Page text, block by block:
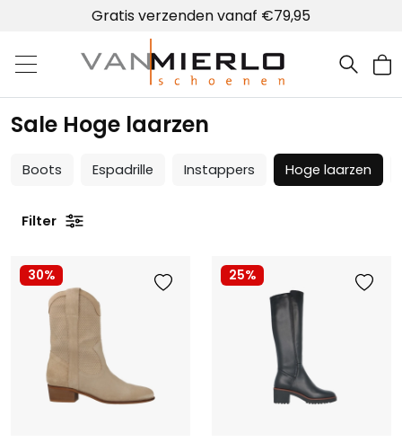
Gratis verzenden vanaf €79,95
Home | Van Mierlo schoenen
Sale Hoge laarzen
Boots Espadrille Instappers Hoge laarzen
Filter
30% 25%